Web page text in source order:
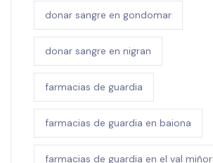
donar sangre en gondomar
donar sangre en nigran
farmacias de guardia
farmacias de guardia en baiona
farmacias de guardia en el val miñor